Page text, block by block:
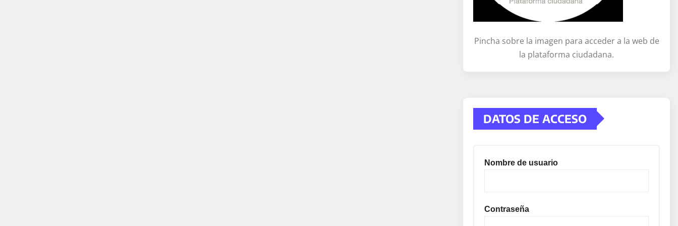
Pincha sobre la imagen para acceder a la web de
la plataforma ciudadana.
DATOS DE ACCESO
Nombre de usuario
Contraseña